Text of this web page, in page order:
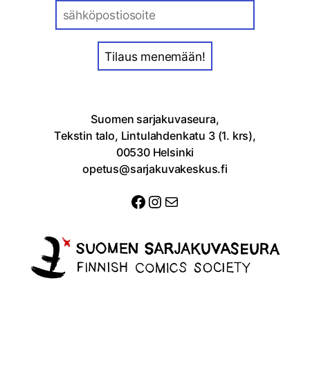
Suomen sarjakuvaseura,
Tekstin talo, Lintulahdenkatu 3 (1. krs),
00530 Helsinki
opetus@sarjakuvakeskus.fi
Facebook
Instagram
Sähköposti